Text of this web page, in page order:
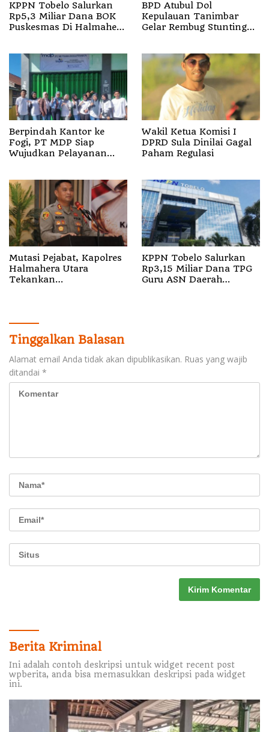
KPPN Tobelo Salurkan
Rp5,3 Miliar Dana BOK
Puskesmas Di Halmahera
BPD Atubul Dol
Kepulauan Tanimbar
Gelar Rembug Stunting
Berpindah Kantor ke
Fogi, PT MDP Siap
Wujudkan Pelayanan
Wakil Ketua Komisi I
DPRD Sula Dinilai Gagal
Paham Regulasi
Mutasi Pejabat, Kapolres
Halmahera Utara
Tekankan
KPPN Tobelo Salurkan
Rp3,15 Miliar Dana TPG
Guru ASN Daerah
Tinggalkan Balasan
Alamat email Anda tidak akan dipublikasikan. Ruas yang wajib
ditandai *
Berita Kriminal
Ini adalah contoh deskripsi untuk widget recent post
wpberita, anda bisa memasukkan deskripsi pada widget
ini.